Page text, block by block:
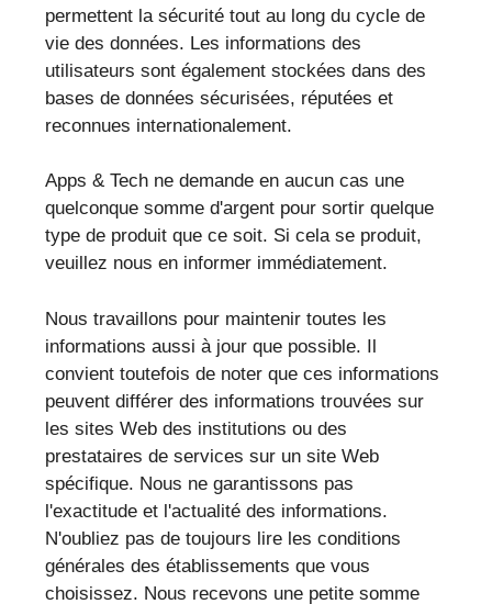
permettent la sécurité tout au long du cycle de
vie des données. Les informations des
utilisateurs sont également stockées dans des
bases de données sécurisées, réputées et
reconnues internationalement.
Apps & Tech ne demande en aucun cas une
quelconque somme d'argent pour sortir quelque
type de produit que ce soit. Si cela se produit,
veuillez nous en informer immédiatement.
Nous travaillons pour maintenir toutes les
informations aussi à jour que possible. Il
convient toutefois de noter que ces informations
peuvent différer des informations trouvées sur
les sites Web des institutions ou des
prestataires de services sur un site Web
spécifique. Nous ne garantissons pas
l'exactitude et l'actualité des informations.
N'oubliez pas de toujours lire les conditions
générales des établissements que vous
choisissez. Nous recevons une petite somme